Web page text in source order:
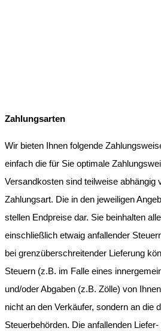
Zahlungsarten
Wir bieten Ihnen folgende
einfach die für Sie optimale
Versandkosten sind teilweise abhängig
Zahlungsart. Die in den jeweiligen
stellen Endpreise dar. Sie beinhalten
einschließlich etwaig anfallender
bei grenzüberschreitender Lieferung
Steuern (z.B. im Falle eines
und/oder Abgaben (z.B. Zölle) von
nicht an den Verkäufer, sondern an die
Steuerbehörden. Die anfallenden